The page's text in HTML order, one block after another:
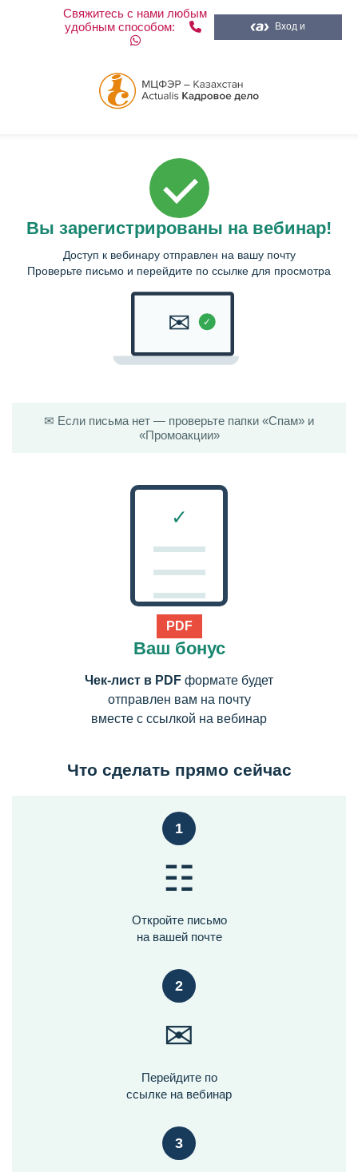
Свяжитесь с нами любым
удобным способом:
Вход и
Вы зарегистрированы на вебинар!
Доступ к вебинару отправлен на вашу почту
Проверьте письмо и перейдите по ссылке для просмотра
✉ Если письма нет — проверьте папки «Спам» и
«Промоакции»
✓
PDF
Ваш бонус
Чек-лист в PDF формате будет
отправлен вам на почту
вместе с ссылкой на вебинар
Что сделать прямо сейчас
1
☷
Откройте письмо
на вашей почте
2
✉
Перейдите по
ссылке на вебинар
3